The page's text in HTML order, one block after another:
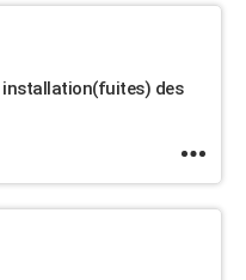
installation(fuites) des